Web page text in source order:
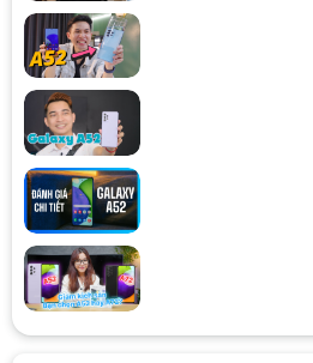
Samsung Galaxy A52 sẽ có các màu
như những người anh em tiền nhiệm
Trắng, Đen,…và mặt lưng cũng sẽ có
nhàng để tạo thêm điểm nhấn cho
Màn hình 6.5 inch và tấm nền